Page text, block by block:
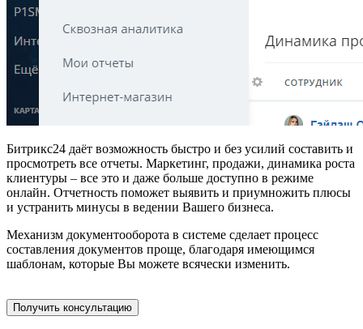
Битрикс24 даёт возможность быстро и без усилий составить и
просмотреть все отчеты. Маркетинг, продажи, динамика роста
клиентуры – все это и даже больше доступно в режиме
онлайн. Отчетность поможет выявить и приумножить плюсы
и устранить минусы в ведении Вашего бизнеса.
Механизм документооборота в системе сделает процесс
составления документов проще, благодаря имеющимся
шаблонам, которые Вы можете всячески изменить.
Получить консультацию